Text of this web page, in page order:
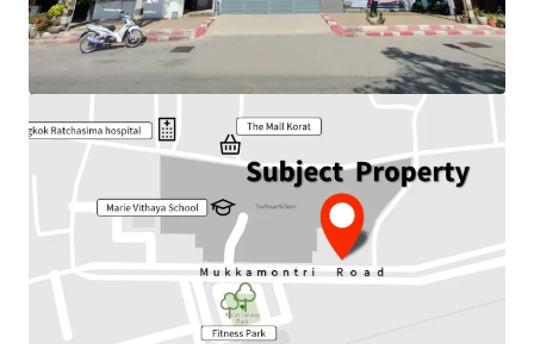
Available Parking : 15
Nearby Tourist attraction :100 years Meang Ya Market,
Thao Suranari Monument.
Nearby amenities : The Mall Korat, Terminal 21, Hospital,
Park
Suitable for : Office use, Residential, Hotel / Hostel or
other commercial developments.
Land Tenure : Freehold